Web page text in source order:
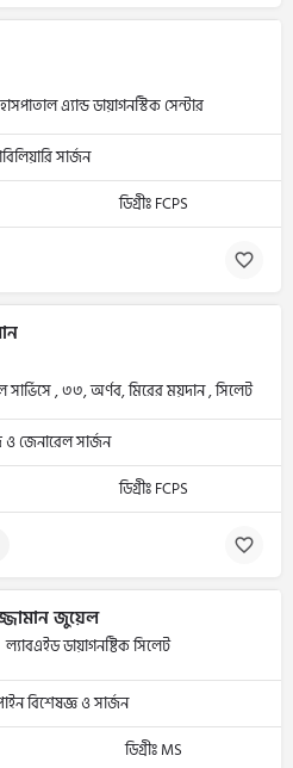
এ্যান্ড ডায়াগনস্টিক সেন্টার
সার্জন
ডিগ্রীঃ FCPS
, ৩৩, অর্ণব, মিরের ময়দান , সিলেট
জেনারেল সার্জন
ডিগ্রীঃ FCPS
জুয়েল
ল্যাবএইড ডায়াগনষ্টিক সিলেট
বিশেষজ্ঞ ও সার্জন
ডিগ্রীঃ MS